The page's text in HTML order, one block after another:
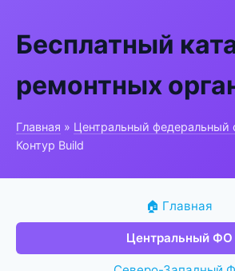
Бесплатный
ремонтных
Главная » Центральный федеральный
Контур Build
🏠 Главная
Центральный ФО